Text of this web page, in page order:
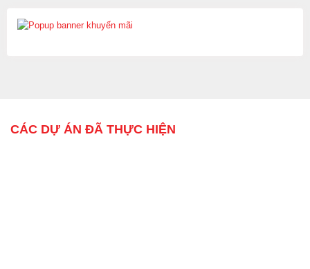
nhà phố hiện đại. Để biến các khối
CÁC DỰ ÁN ĐÃ THỰC HIỆN